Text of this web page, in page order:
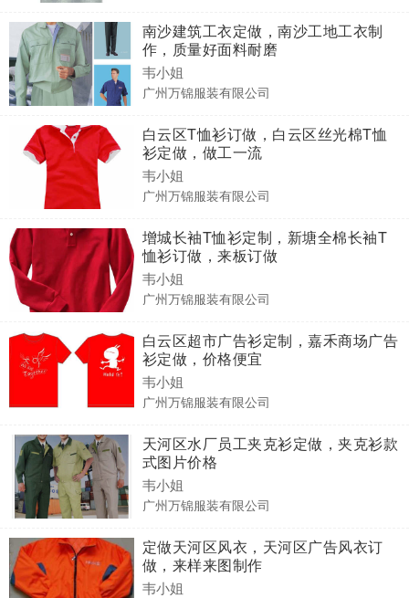
南沙建筑工衣定做，南沙工地工衣制
作，质量好面料耐磨
韦小姐
广州万锦服装有限公司
白云区T恤衫订做，白云区丝光棉T恤
衫定做，做工一流
韦小姐
广州万锦服装有限公司
增城长袖T恤衫定制，新塘全棉长袖T
恤衫订做，来板订做
韦小姐
广州万锦服装有限公司
白云区超市广告衫定制，嘉禾商场广告
衫定做，价格便宜
韦小姐
广州万锦服装有限公司
天河区水厂员工夹克衫定做，夹克衫款
式图片价格
韦小姐
广州万锦服装有限公司
定做天河区风衣，天河区广告风衣订
做，来样来图制作
韦小姐